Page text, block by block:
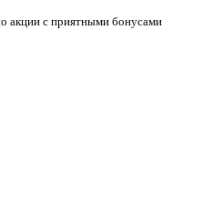
акции с приятными бонусами